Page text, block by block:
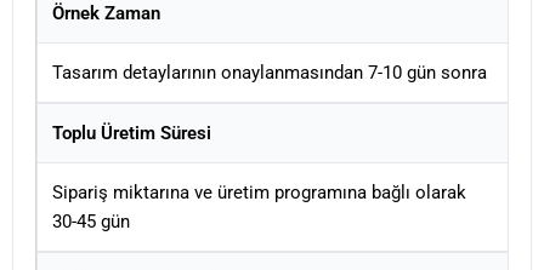
Örnek Zaman
Tasarım detaylarının onaylanmasından 7-10 gün sonra
Toplu Üretim Süresi
Sipariş miktarına ve üretim programına bağlı olarak
30-45 gün